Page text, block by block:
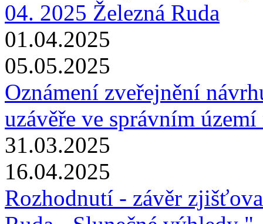
04. 2025 Železná Ruda
01.04.2025
05.05.2025
Oznámení zveřejnění
uzávěře ve správním
31.03.2025
16.04.2025
Rozhodnutí - závěr